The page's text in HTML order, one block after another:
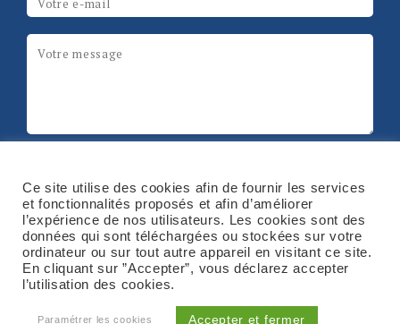
Message*
légales
Ce site utilise des cookies afin de fournir les services
et fonctionnalités proposés et afin d’améliorer
l’expérience de nos utilisateurs. Les cookies sont des
données qui sont téléchargées ou stockées sur votre
ordinateur ou sur tout autre appareil en visitant ce site.
En cliquant sur ”Accepter”, vous déclarez accepter
l’utilisation des cookies.
Paramétrer les cookies Accepter et fermer